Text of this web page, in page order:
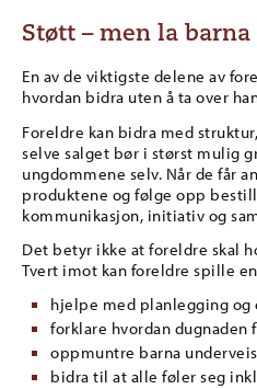
Støtt – men la
En av de viktigste delene av
hvordan bidra uten å ta over
Foreldre kan bidra med
selve salget bør i størst mulig
ungdommene selv. Når de får
produktene og følge opp
kommunikasjon, initiativ og
Det betyr ikke at foreldre skal
Tvert imot kan foreldre spille
hjelpe med planlegging og
forklare hvordan dugnaden
oppmuntre barna underveis
bidra til at alle føler seg